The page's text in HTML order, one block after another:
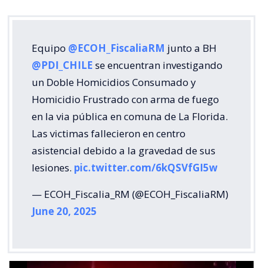
Equipo @ECOH_FiscaliaRM junto a BH
@PDI_CHILE se encuentran investigando
un Doble Homicidios Consumado y
Homicidio Frustrado con arma de fuego
en la via pública en comuna de La Florida.
Las victimas fallecieron en centro
asistencial debido a la gravedad de sus
lesiones. pic.twitter.com/6kQSVfGI5w
— ECOH_Fiscalia_RM (@ECOH_FiscaliaRM)
June 20, 2025